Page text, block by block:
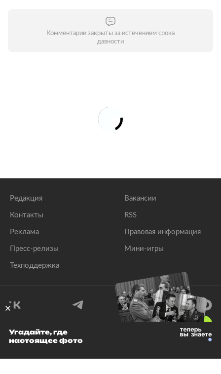
Комментарии закрыты за истечением срока
давности
Редакция
Контакты
Реклама
Пресс-релизы
Техподдержка
Вакансии
RSS
Правовая информация
Мини-игры
© 1999–2026 Все права защищены.
Угадайте, где
настоящее фото